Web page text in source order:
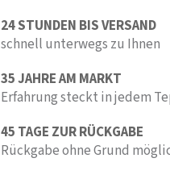
24 STUNDEN BIS VERSAND
schnell unterwegs zu Ihnen
35 JAHRE AM MARKT
Erfahrung steckt in jedem
45 TAGE ZUR RÜCKGABE
Rückgabe ohne Grund